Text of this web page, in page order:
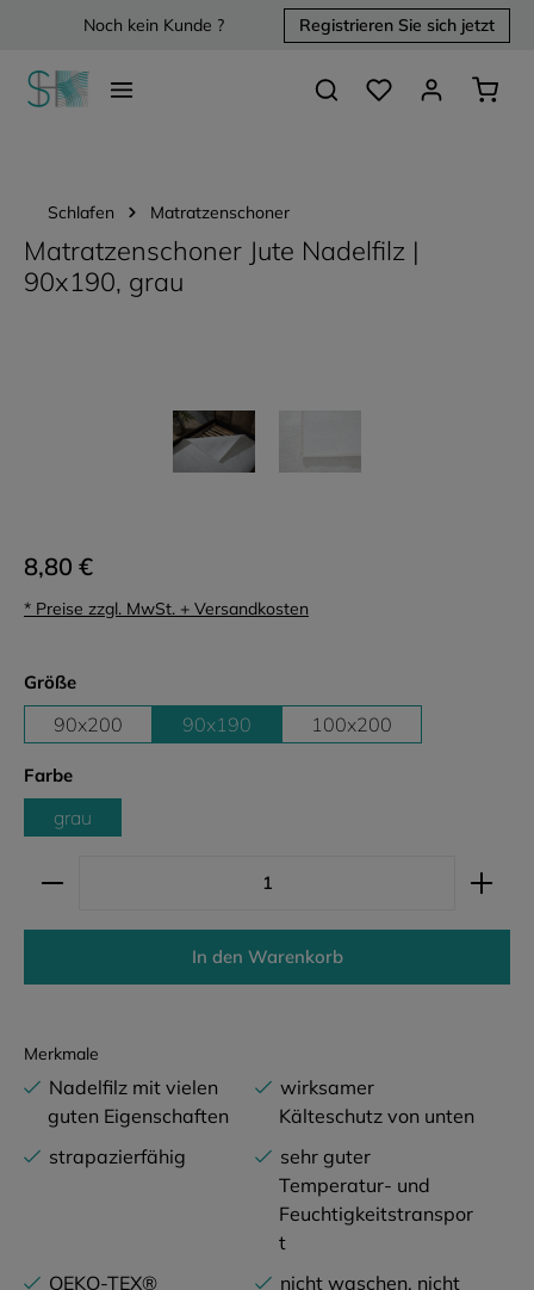
springenNoch kein Kunde ? Registrieren Sie sich jetzt
Du hast 0 Produkte
Schlafen Matratzenschoner
Matratzenschoner Jute Nadelfilz |
90x190, grau
8,80 €
* Preise zzgl. MwSt. + Versandkosten
Größeauswählen
90x200 90x190 100x200
Farbeauswählen
grau
Produkt Anzahl: Gib den gewünschten Wert ein
In den Warenkorb
Merkmale
Nadelfilz mit vielen
guten Eigenschaften
wirksamer
Kälteschutz von unten
strapazierfähig
sehr guter
Temperatur- und
Feuchtigkeitstranspor
t
OEKO-TEX®
nicht waschen, nicht